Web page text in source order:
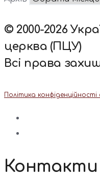
© 2000-2026
церква (ПЦУ)
Всі права
Політика
Контакти